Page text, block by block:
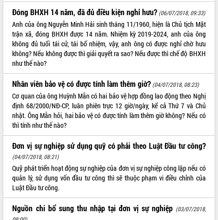
Đóng BHXH 14 năm, đã đủ điều kiện nghỉ hưu? (06/07/2018, 09:33)
Anh của ông Nguyễn Minh Hải sinh tháng 11/1960, hiện là Chủ tịch Mặt
trận xã, đóng BHXH được 14 năm. Nhiệm kỳ 2019-2024, anh của ông
không đủ tuổi tái cử, tái bổ nhiệm, vậy, anh ông có được nghỉ chờ hưu
không? Nếu không được thì giải quyết ra sao? Nếu được thì chế độ BHXH
như thế nào?
Nhân viên bảo vệ có được tính làm thêm giờ? (04/07/2018, 08:23)
Cơ quan của ông Huỳnh Mẫn có hai bảo vệ hợp đồng lao động theo Nghị
định 68/2000/NĐ-CP, luân phiên trực 12 giờ/ngày, kể cả Thứ 7 và Chủ
nhật. Ông Mẫn hỏi, hai bảo vệ có được tính làm thêm giờ không? Nếu có
thì tính như thế nào?
Đơn vị sự nghiệp sử dụng quỹ có phải theo Luật Đầu tư công?
(04/07/2018, 08:21)
Quỹ phát triển hoạt động sự nghiệp của đơn vị sự nghiệp công lập nếu có
quản lý, sử dụng vốn đầu tư công thì sẽ thuộc phạm vi điều chỉnh của
Luật Đầu tư công.
Nguồn chi bổ sung thu nhập tại đơn vị sự nghiệp (03/07/2018,